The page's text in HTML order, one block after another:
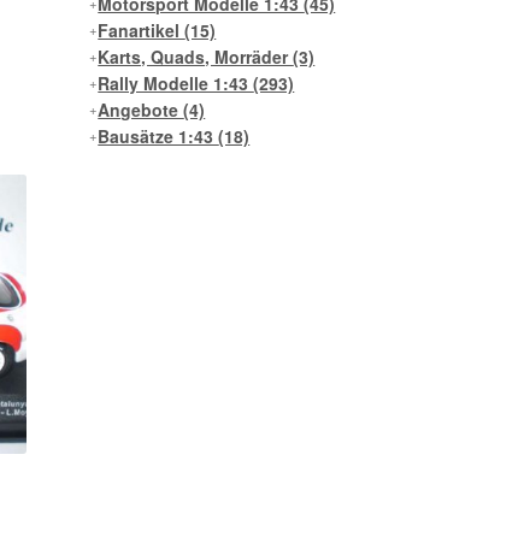
Fanartikel(15)
Karts, Quads, Morräder(3)
Rally Modelle 1:43(293)
Angebote(4)
Bausätze 1:43(18)